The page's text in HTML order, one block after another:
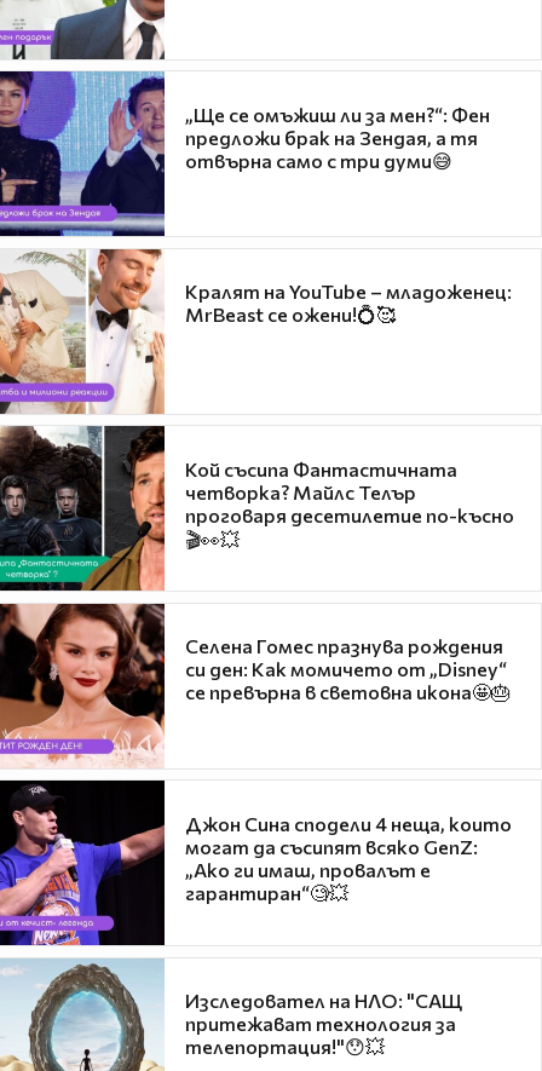
„Ще се омъжиш ли за мен?“: Фен
предложи брак на Зендая, а тя
отвърна само с три думи😅
Кралят на YouTube – младоженец:
MrBeast се ожени!💍🥰
Кой съсипа Фантастичната
четворка? Майлс Телър
проговаря десетилетие по-късно
🎬👀💥
Селена Гомес празнува рождения
си ден: Как момичето от „Disney“
се превърна в световна икона🤩🎂
Джон Сина сподели 4 неща, които
могат да съсипят всяко GenZ:
„Ако ги имаш, провалът е
гарантиран“🧐💥
Изследовател на НЛО: "САЩ
притежават технология за
телепортация!"😯💥